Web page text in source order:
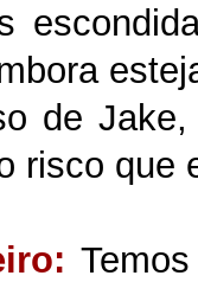
de
risco que